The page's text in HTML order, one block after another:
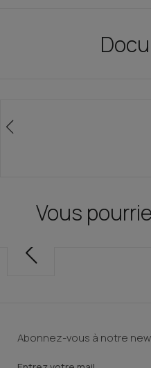
Vous
Abonnez-vous à notre